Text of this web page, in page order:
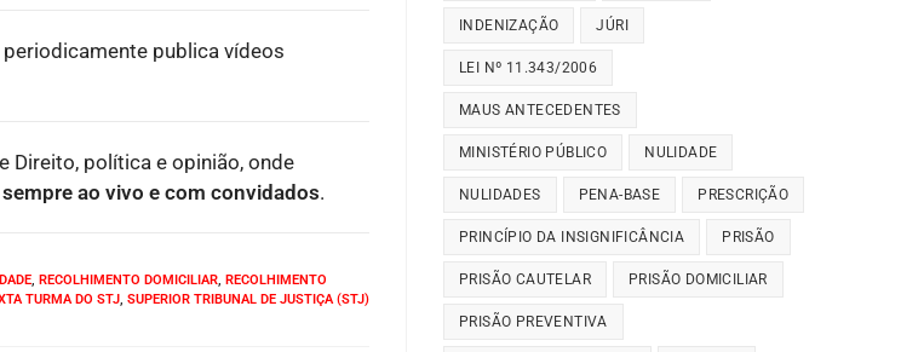
publica vídeos
Direito, política e opinião, onde
sempre ao vivo e com convidados.
, RECOLHIMENTO DOMICILIAR, RECOLHIMENTO
TURMA DO STJ, SUPERIOR TRIBUNAL DE JUSTIÇA (STJ)
INDENIZAÇÃO JÚRI
LEI Nº 11.343/2006
MAUS ANTECEDENTES
MINISTÉRIO PÚBLICO NULIDADE
NULIDADES PENA-BASE PRESCRIÇÃO
PRINCÍPIO DA INSIGNIFICÂNCIA PRISÃO
PRISÃO CAUTELAR PRISÃO DOMICILIAR
PRISÃO PREVENTIVA